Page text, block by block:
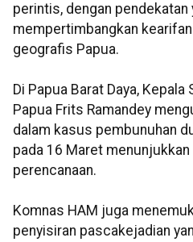
perintis, dengan pendekatan
mempertimbangkan
geografis Papua.
Di Papua Barat Daya,
Papua Frits Ramandey
dalam kasus pembunuhan
pada 16 Maret
perencanaan.
Komnas HAM juga
penyisiran pascakejadian